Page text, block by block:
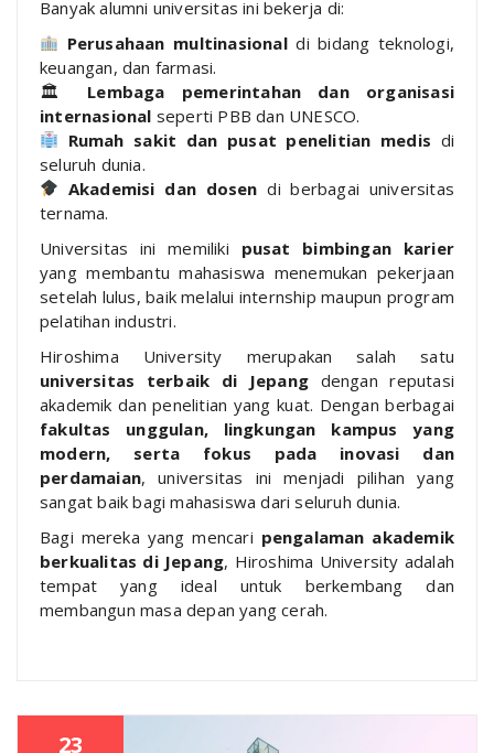
Banyak alumni universitas ini bekerja di:
Perusahaan multinasionaldi bidang teknologi,
keuangan, dan farmasi.
🏛 Lembaga pemerintahan dan organisasi
internasional seperti PBB dan UNESCO.
Rumah sakit dan pusat penelitian medis di
seluruh dunia.
Akademisi dan dosen di berbagai universitas
ternama.
Universitas ini memiliki pusat bimbingan karier
yang membantu mahasiswa menemukan pekerjaan
setelah lulus, baik melalui internship maupun program
pelatihan industri.
Hiroshima University merupakan salah satu
universitas terbaik di Jepang dengan reputasi
akademik dan penelitian yang kuat. Dengan berbagai
fakultas unggulan, lingkungan kampus yang
modern, serta fokus pada inovasi dan
perdamaian, universitas ini menjadi pilihan yang
sangat baik bagi mahasiswa dari seluruh dunia.
Bagi mereka yang mencari pengalaman akademik
berkualitas di Jepang, Hiroshima University adalah
tempat yang ideal untuk berkembang dan
membangun masa depan yang cerah.
23